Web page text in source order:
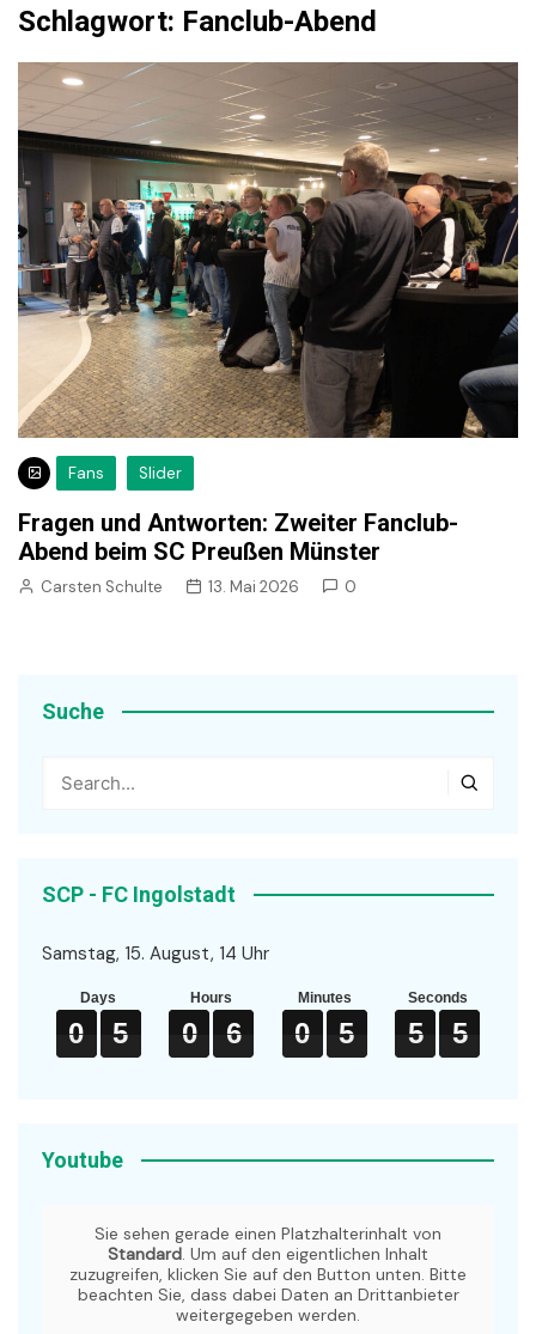
Schlagwort: Fanclub-Abend
Fans Slider
Fragen und Antworten: Zweiter Fanclub-
Abend beim SC Preußen Münster
Carsten Schulte 13. Mai 2026 0
Suche
SCP - FC Ingolstadt
Samstag, 15. August, 14 Uhr
Days
0
0
0
0 5
5
5
5
Hours
0
0
0
0 6
6
6
6
Minutes
0
0
0
0 5
5
5
5
Seconds
5
5
5
5 4
5
4
5
Youtube
Sie sehen gerade einen Platzhalterinhalt von
Standard. Um auf den eigentlichen Inhalt
zuzugreifen, klicken Sie auf den Button unten. Bitte
beachten Sie, dass dabei Daten an Drittanbieter
weitergegeben werden.